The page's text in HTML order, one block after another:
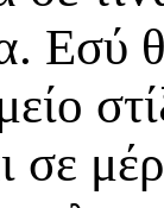
Εσύ
σε